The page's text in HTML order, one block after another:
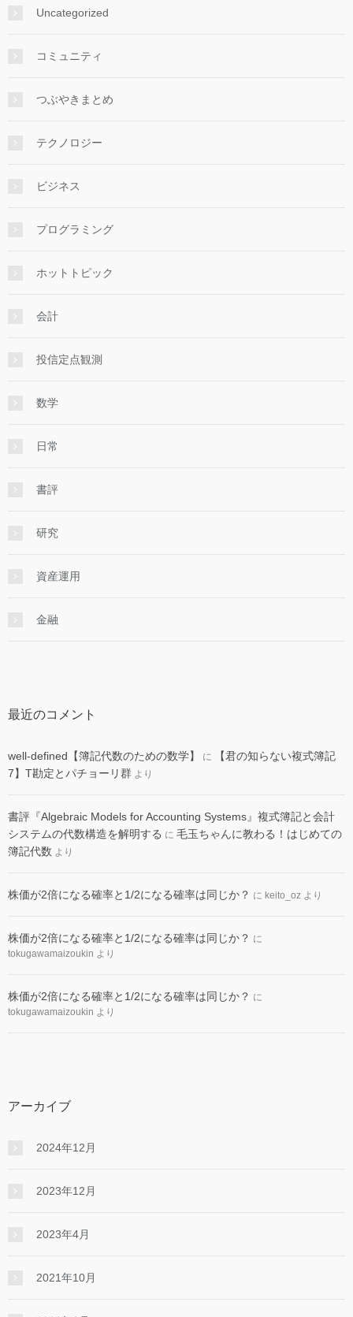
Uncategorized
コミュニティ
つぶやきまとめ
テクノロジー
ビジネス
プログラミング
ホットトピック
会計
投信定点観測
数学
日常
書評
研究
資産運用
金融
最近のコメント
well-defined【簿記代数のための数学】 に
【君の知らない複式簿記
7】T勘定とパチョーリ群 より
書評『Algebraic Models for Accounting Systems』複式簿記と会計
システムの代数構造を解明する に 毛玉ちゃんに教わる！はじめての
簿記代数 より
株価が2倍になる確率と1/2になる確率は同じか？ に keito_oz より
株価が2倍になる確率と1/2になる確率は同じか？ に
tokugawamaizoukin より
株価が2倍になる確率と1/2になる確率は同じか？ に
tokugawamaizoukin より
アーカイブ
2024年12月
2023年12月
2023年4月
2021年10月